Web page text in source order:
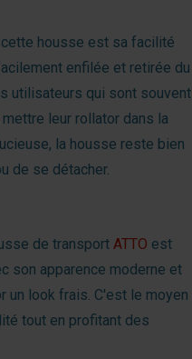
housse est sa facilité
enfilée et retirée du
utilisateurs qui sont souvent
leur rollator dans la
la housse reste bien
de se détacher.
de transport ATTO est
son apparence moderne et
un look frais. C'est le moyen
tout en profitant des